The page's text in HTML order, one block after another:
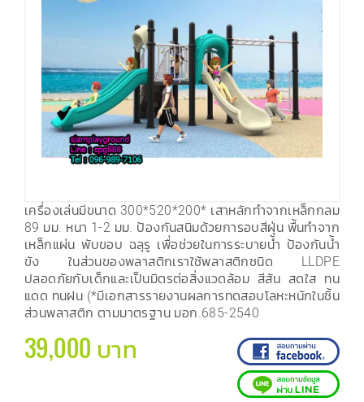
เครื่องเล่นมีขนาด 300*520*200* เสาหลักทำจากเหล็กกลม
89 มม. หนา 1-2 มม. ป้องกันสนิมด้วยการอบสีฝุ่น พื้นทำจาก
เหล็กแผ่น พับขอบ ฉลุรู เพื่อช่วยในการระบายน้ำ ป้องกันน้ำ
ขัง ในส่วนของพลาสติกเราใช้พลาสติกชนิด LLDPE
ปลอดภัยกับเด็กและเป็นมิตรต่อสิ่งแวดล้อม สีสัน สดใส ทน
แดด ทนฝน (*มีเอกสารรายงานผลการทดสอบโลหะหนักในชิ้น
ส่วนพลาสติก ตามมาตรฐาน มอก.685-2540
39,000 บาท